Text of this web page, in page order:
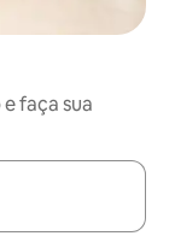
faça sua
explore-os